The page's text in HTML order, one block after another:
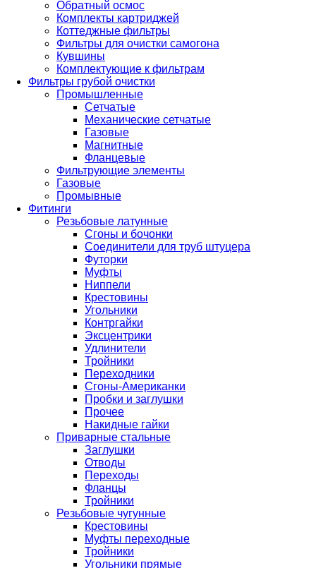
Обратный осмос
Комплекты картриджей
Коттеджные фильтры
Фильтры для очистки самогона
Кувшины
Комплектующие к фильтрам
Фильтры грубой очистки
Промышленные
Сетчатые
Механические сетчатые
Газовые
Магнитные
Фланцевые
Фильтрующие элементы
Газовые
Промывные
Фитинги
Резьбовые латунные
Сгоны и бочонки
Соединители для труб штуцера
Футорки
Муфты
Ниппели
Крестовины
Угольники
Контргайки
Эксцентрики
Удлинители
Тройники
Переходники
Сгоны-Американки
Пробки и заглушки
Прочее
Накидные гайки
Приварные стальные
Заглушки
Отводы
Переходы
Фланцы
Тройники
Резьбовые чугунные
Крестовины
Муфты переходные
Тройники
Угольники прямые